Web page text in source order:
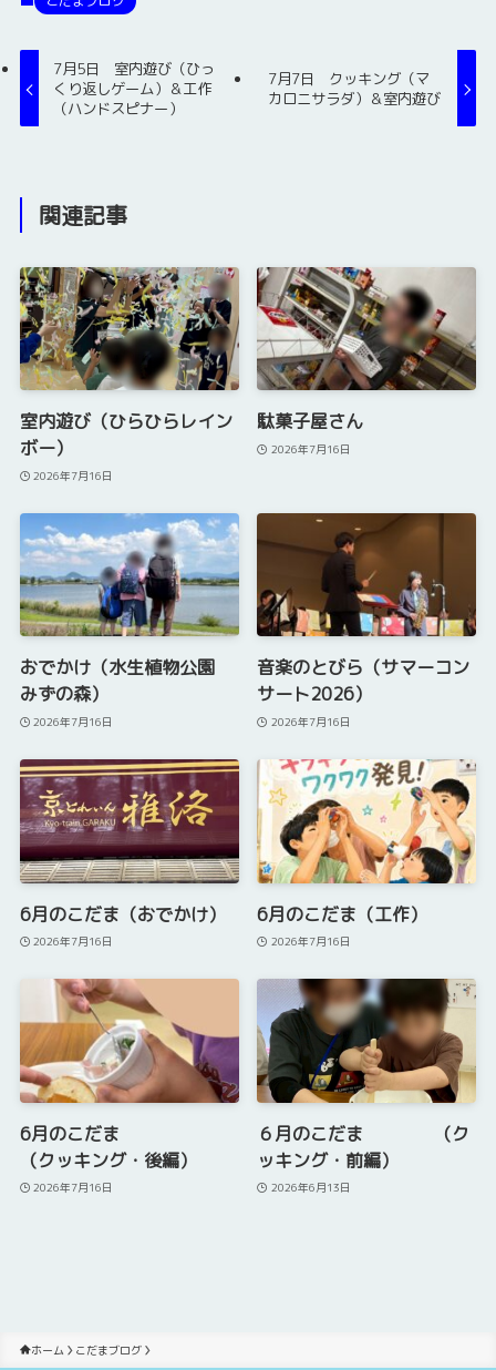
7月5日 室内遊び（ひっ
くり返しゲーム）＆工作
（ハンドスピナー）
7月7日 クッキング（マ
カロニサラダ）＆室内遊び
関連記事
室内遊び（ひらひらレイン
ボー）
2026年7月16日
駄菓子屋さん
2026年7月16日
おでかけ（水生植物公園
みずの森）
2026年7月16日
音楽のとびら（サマーコン
サート2026）
2026年7月16日
6月のこだま（おでかけ）
2026年7月16日
6月のこだま（工作）
2026年7月16日
6月のこだま
（クッキング・後編）
2026年7月16日
６月のこだま （ク
ッキング・前編）
2026年6月13日
ホーム こだまブログ